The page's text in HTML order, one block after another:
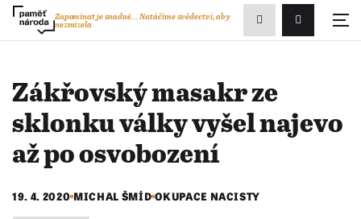
Přihlášení/
Zapomínat je snadné...Natáčíme svědectví, aby
nezmizela
Zobrazit
vyhledávání
Zákřovský masakr ze
sklonku války vyšel najevo
až po osvobození
19. 4. 2020 MICHAL ŠMÍD OKUPACE NACISTY